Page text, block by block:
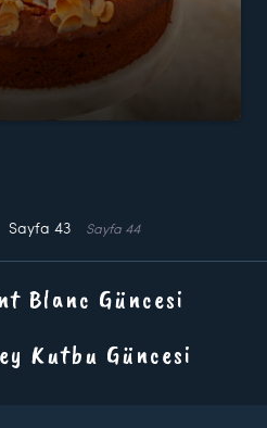
Sayfa 43 Sayfa 44
Blanc Güncesi
Kutbu Güncesi